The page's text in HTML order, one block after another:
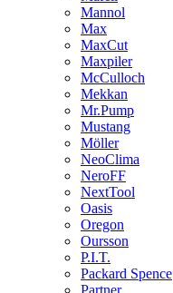
Mannol
Max
MaxCut
Maxpiler
McCulloch
Mekkan
Mr.Pump
Mustang
Möller
NeoClima
NeroFF
NextTool
Oasis
Oregon
Oursson
P.I.T.
Packard Spence
Partner